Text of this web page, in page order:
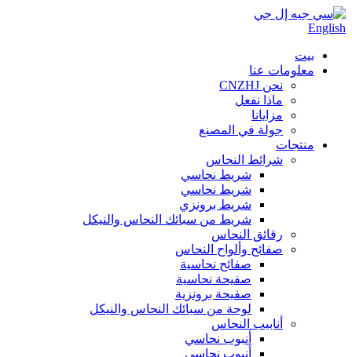
English
بيت
معلومات عنا
نحن CNZHJ
ماذا نفعل
مزايانا
جولة في المصنع
منتجات
شرائط النحاس
شريط نحاسي
شريط نحاسي
شريط برونزي
شريط من سبائك النحاس والنيكل
رقائق النحاس
صفائح وألواح النحاس
صفائح نحاسية
صفيحة نحاسية
صفيحة برونزية
لوحة من سبائك النحاس والنيكل
أنابيب النحاس
أنبوب نحاسي
أنبوب نحاسي